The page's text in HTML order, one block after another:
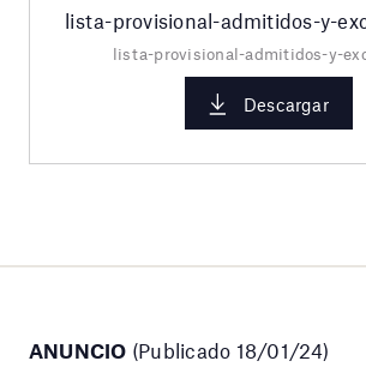
lista-provisional-admitidos-y-
Descargar
ANUNCIO (Publicado 18/01/24)